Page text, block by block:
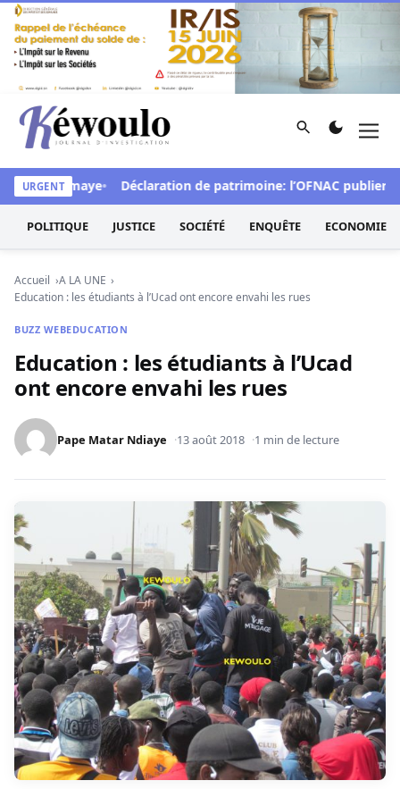
Aller au contenu
Kéwoulo, le premier site d'information et d'investigation
Rechercher
URGENT
Diomaye Déclaration de patrimoine: l’OFNAC publiera
POLITIQUE JUSTICE SOCIÉTÉ ENQUÊTE ECONOMIE
Accueil
A LA UNE
Education : les étudiants à l’Ucad ont encore envahi les rues
BUZZ WEBEDUCATION
Education : les étudiants à l’Ucad
ont encore envahi les rues
Pape Matar Ndiaye 13 août 2018 1 min de lecture